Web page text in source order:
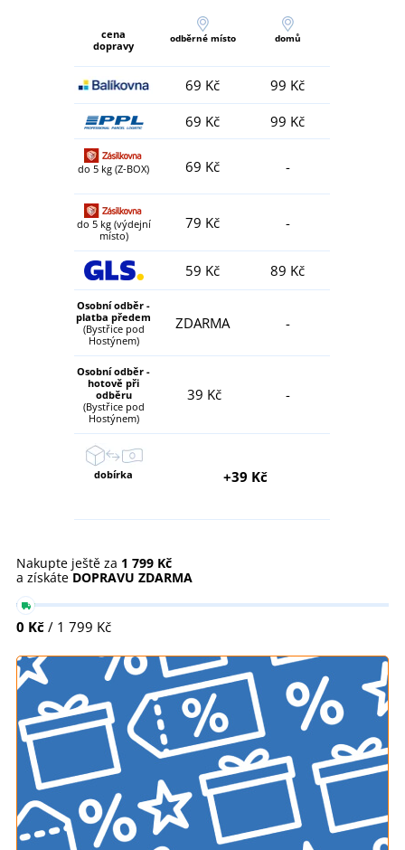
cena
dopravy
odběrné místo domů
69 Kč
99 Kč
69 Kč
99 Kč
do 5 kg (Z-BOX) 69 Kč -
do 5 kg (výdejní
místo)
79 Kč -
59 Kč 89 Kč
Osobní odběr -
platba předem
(Bystřice pod
Hostýnem)
ZDARMA -
Osobní odběr -
hotově při
odběru
(Bystřice pod
Hostýnem)
39 Kč -
dobírka +39 Kč
Nakupte ještě za 1 799 Kč
a získáte DOPRAVU ZDARMA
0 Kč / 1 799 Kč